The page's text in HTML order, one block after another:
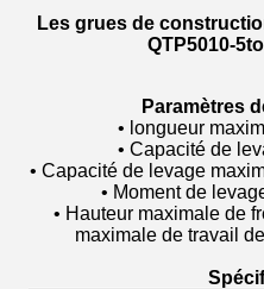
Les grues de
QTP5010-
Paramètres
• longueur
• Capacité de
• Capacité de levage
• Moment de
• Hauteur maximale de
maximale de travail